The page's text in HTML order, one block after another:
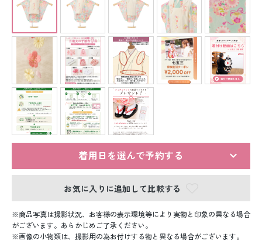
ジュニア洋装レンタル
ベビー洋装レンタル
紋付袴レンタル
留袖レンタル
男性礼装レンタル
白無垢&紋付袴レンタル
引き振袖レンタル
着用日を選んで予約する
お気に入りに追加して比較する
商品写真は撮影状況、お客様の表示環境等により実物と印象の異なる場合
がございます。あらかじめご了承ください。
画像の小物類は、撮影用の為お付けする物と異なる場合がございます。